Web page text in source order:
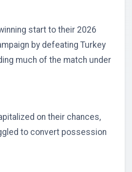
start to their 2026
by defeating Turkey
much of the match under
on their chances,
to convert possession